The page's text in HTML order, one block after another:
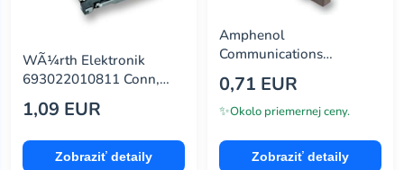
WÃ¼rth Elektronik
693022010811 Conn,
Micro Sim, Hinge, 8Pos
1,09 EUR
Zobraziť detaily
Amphenol
Communications
Solutions
7111S2015X02Lf Conn,
Memory Socket, Sim,
0,71 EUR
✨Okolo priemernej ceny.
Zobraziť detaily